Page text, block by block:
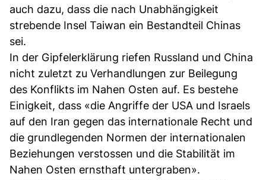
auch dazu, dass die nach Unabhängigkeit
strebende Insel Taiwan ein Bestandteil Chinas
sei.
In der Gipfelerklärung riefen Russland und China
nicht zuletzt zu Verhandlungen zur Beilegung
des Konflikts im Nahen Osten auf. Es bestehe
Einigkeit, dass «die Angriffe der USA und Israels
auf den Iran gegen das internationale Recht und
die grundlegenden Normen der internationalen
Beziehungen verstossen und die Stabilität im
Nahen Osten ernsthaft untergraben».